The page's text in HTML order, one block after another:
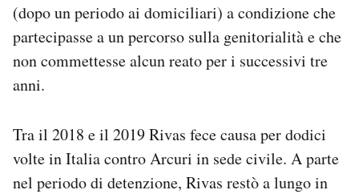
(dopo un periodo ai domiciliari) a condizione che
partecipasse a un percorso sulla genitorialità e che
non commettesse alcun reato per i successivi tre
anni.
Tra il 2018 e il 2019 Rivas fece causa per dodici
volte in Italia contro Arcuri in sede civile. A parte
nel periodo di detenzione, Rivas restò a lungo in